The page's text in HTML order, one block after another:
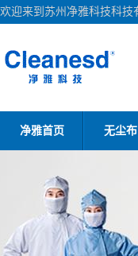
欢迎来到苏州净雅科技科技
净雅首页 无尘布